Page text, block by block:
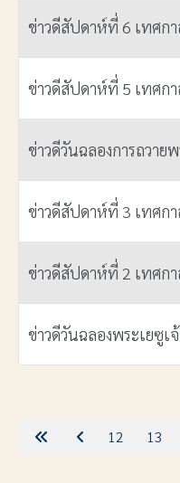
ข่าวดีสัปดาห์ที่ 6 เทศกา
ข่าวดีสัปดาห์ที่ 5 เทศกา
ข่าวดีวันฉลองการถวาย
ข่าวดีสัปดาห์ที่ 3 เทศก
ข่าวดีสัปดาห์ที่ 2 เทศก
ข่าวดีวันฉลองพระเยซูเ
12 13